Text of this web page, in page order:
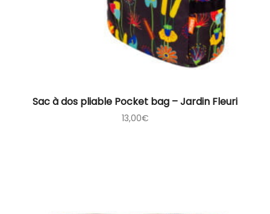
Sac à dos pliable Pocket bag – Jardin Fleuri
13,00€